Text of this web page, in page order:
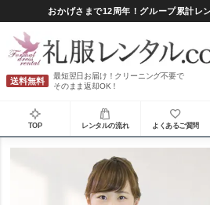
おかげさまで12周年！グループ累計レ
送料無料
最短翌日お届け！クリーニング不要で
そのまま返却OK！
TOP レンタルの流れ よくあるご質問